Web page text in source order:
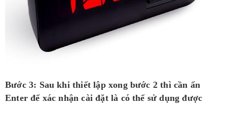
Bước 3: Sau khi thiết lập xong bước 2 thì cần ấn
Enter để xác nhận cài đặt là có thể sử dụng được